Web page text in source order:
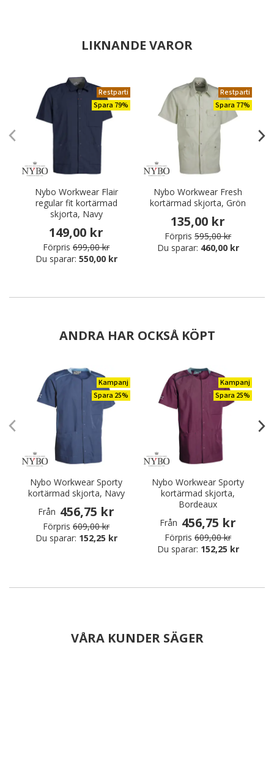
LIKNANDE VAROR
Restparti
Spara 79%
Nybo Workwear Flair
regular fit kortärmad
skjorta, Navy
149,00 kr
Förpris 699,00 kr
Du sparar: 550,00 kr
Restparti
Spara 77%
Nybo Workwear Fresh
kortärmad skjorta, Grön
135,00 kr
Förpris 595,00 kr
Du sparar: 460,00 kr
ANDRA HAR OCKSÅ KÖPT
Kampanj
Spara 25%
Nybo Workwear Sporty
kortärmad skjorta, Navy
Från 456,75 kr
Förpris 609,00 kr
Du sparar: 152,25 kr
Kampanj
Spara 25%
Nybo Workwear Sporty
kortärmad skjorta,
Bordeaux
Från 456,75 kr
Förpris 609,00 kr
Du sparar: 152,25 kr
VÅRA KUNDER SÄGER